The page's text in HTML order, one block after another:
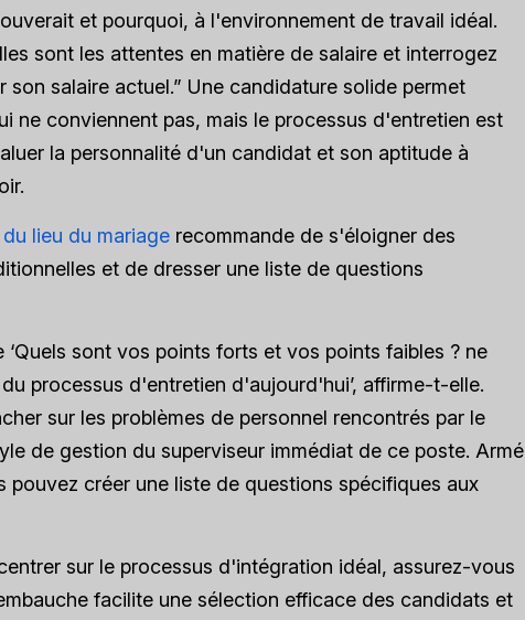
et pourquoi, à l'environnement de travail idéal.
sont les attentes en matière de salaire et interrogez
son salaire actuel.” Une candidature solide permet
ne conviennent pas, mais le processus d'entretien est
la personnalité d'un candidat et son aptitude à
du lieu du mariage recommande de s'éloigner des
et de dresser une liste de questions
‘Quels sont vos points forts et vos points faibles ? ne
processus d'entretien d'aujourd'hui’, affirme-t-elle.
sur les problèmes de personnel rencontrés par le
de gestion du superviseur immédiat de ce poste. Armé
pouvez créer une liste de questions spécifiques aux
sur le processus d'intégration idéal, assurez-vous
facilite une sélection efficace des candidats et